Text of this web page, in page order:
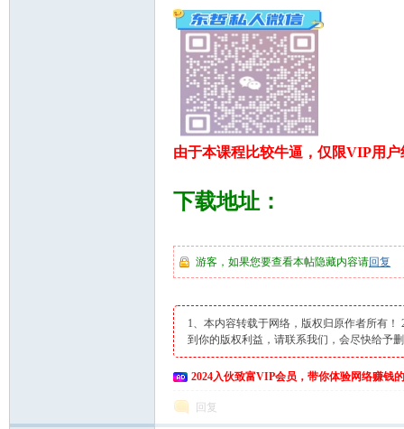
由于本课程比较牛逼，仅限VIP用户
下载地址：
游客，如果您要查看本帖隐藏内容请回复
1、本内容转载于网络，版权归原作者所有
到你的版权利益，请联系我们，会尽快给予
2024入伙致富VIP会员，带你体验网络赚钱
回复